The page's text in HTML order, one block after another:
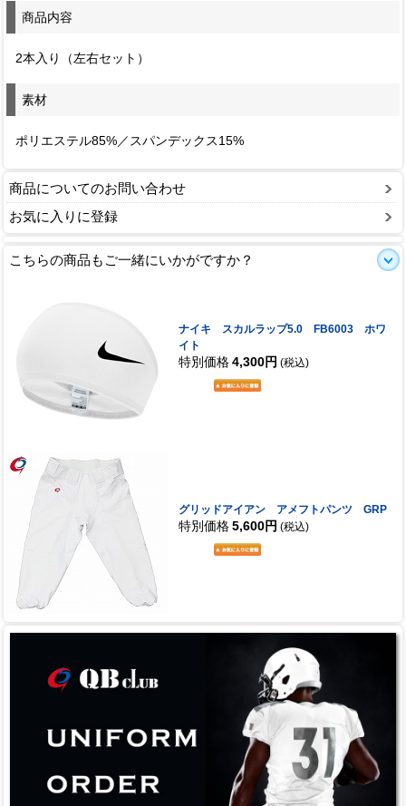
商品内容
2本入り（左右セット）
素材
ポリエステル85%／スパンデックス15%
商品についてのお問い合わせ
お気に入りに登録
こちらの商品もご一緒にいかがですか？
ナイキ スカルラップ5.0 FB6003 ホワ
イト
特別価格 4,300円 (税込)
グリッドアイアン アメフトパンツ GRP
特別価格 5,600円 (税込)